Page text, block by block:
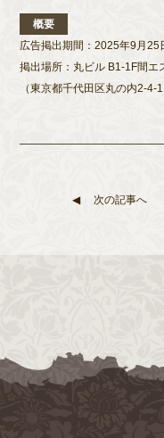
概要
広告掲出期間：2025年9月
掲出場所：丸ビル B1-1F間エ
（東京都千代田区丸の内2-4-1
次の記事へ